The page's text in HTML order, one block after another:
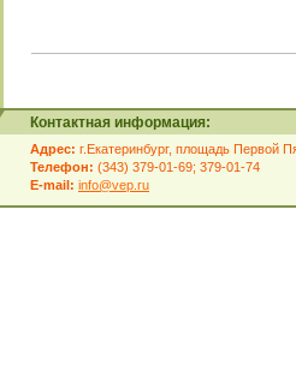
Контактная информация:
Адрес: г.Екатеринбург, площадь Первой
Телефон: (343) 379-01-69; 379-01-74
E-mail: info@vep.ru